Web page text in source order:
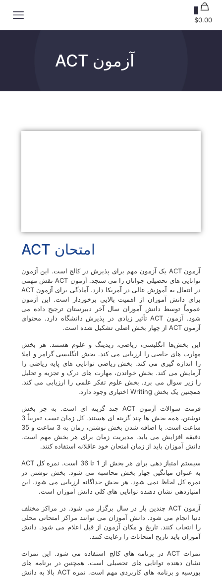
$0.00
آزمون ACT
امتحان ACT
آزمون ACT یک آزمون مهم برای پذیرش در کالج است. این آزمون
توانایی های تحصیلی جوانان را می سنجد. آزمون ACT نقش مهمی
در انتقال به آموزش عالی در آمریکا دارد. آمادگی برای آزمون ACT
برای دانش آموزان از اهمیت بالایی برخوردار است. این آزمون
عموماً توسط دانش آموزان سال آخر دبیرستان ترجیح داده می
شود. آزمون ACT تأثیر زیادی در پذیرش دانشگاه دارد. محتوای
آزمون ACT از چهار بخش اصلی تشکیل شده است.
این بخش‌ها انگلیسی، ریاضی، ریدینگ و علوم هستند. هر بخش
مهارت های خاصی را ارزیابی می کند. بخش انگلیسی گرامر و املا
را اندازه گیری می کند. بخش ریاضی توانایی های پایه ریاضی را
آزمایش می کند. بخش خواندن، مهارت های درک و تجزیه و تحلیل
را زیر سوال می برد. بخش علوم تفکر علمی را ارزیابی می کند.
همچنین یک بخش Writing اختیاری وجود دارد.
فرمت سوالات آزمون ACT چند گزینه ای است. به جز بخش
نوشتن، همه بخش ها چند گزینه ای هستند. کل زمان تست تقریباً 3
ساعت است. با اضافه شدن بخش نوشتن، زمان به 3 ساعت و 35
دقیقه افزایش می یابد. مدیریت زمان برای هر بخش مهم است.
دانش آموزان باید از زمان امتحان خود عاقلانه استفاده کنند.
سیستم امتیاز دهی برای هر بخش از 1 تا 36 است. نمره کل ACT
به عنوان میانگین چهار بخش محاسبه می شود. بخش نوشتن در
نمره کل لحاظ نمی شود. هر بخش جداگانه ارزیابی می شود. این
امتیازدهی نشان دهنده توانایی های کلی دانش آموزان است.
آزمون ACT چندین بار در سال برگزار می شود. در مراکز مختلف
دنیا انجام می شود. دانش آموزان می توانند مراکز امتحانی محلی
را انتخاب کنند. تاریخ و مکان آزمون از قبل اعلام می شود. دانش
آموزان باید تاریخ امتحانات را رعایت کنند.
نمرات ACT در برنامه های کالج استفاده می شود. این نمرات
نشان دهنده توانایی های تحصیلی است. همچنین در برنامه های
بورسیه و برنامه های کاربردی مهم است. نمره ACT بالا به دانش